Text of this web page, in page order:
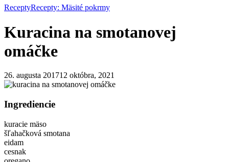
ReceptyRecepty: Mäsité pokrmy
Kuracina na smotanovej
omáčke
26. augusta 201712 októbra, 2021
Ingrediencie
kuracie mäso
šľahačková smotana
eidam
cesnak